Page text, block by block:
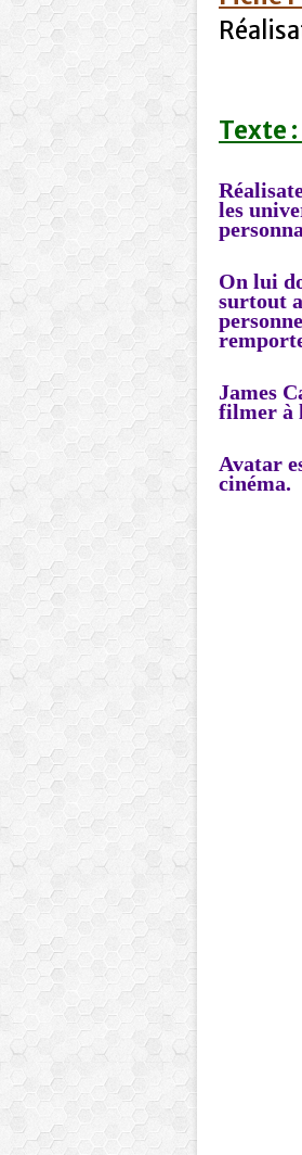
Texte :
les
On lui
surtout
James
filmer à
Avatar
cinéma.